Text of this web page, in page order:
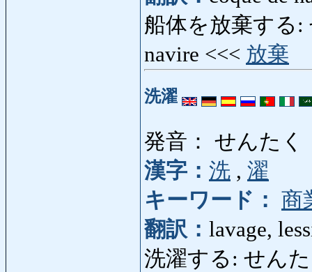
船体を放棄する:
navire <<< 放棄
洗濯
発音： せんたく
漢字： 洗 , 濯
キーワード： 商
翻訳： lavage,
洗濯する: せんた